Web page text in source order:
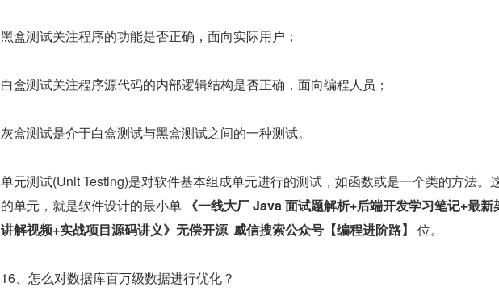
黑盒测试关注程序的功能是否正确，面向实际用户；
白盒测试关注程序源代码的内部逻辑结构是否正确，面向编程人员；
灰盒测试是介于白盒测试与黑盒测试之间的一种测试。
单元测试(Unit Testing)是对软件基本组成单元进行的测试，如函数或是一个类的方法。
的单元，就是软件设计的最小单 《一线大厂 Java 面试题解析+后端开发学习笔记+最新
讲解视频+实战项目源码讲义》无偿开源	威信搜索公众号【编程进阶路】 位。
16、怎么对数据库百万级数据进行优化？